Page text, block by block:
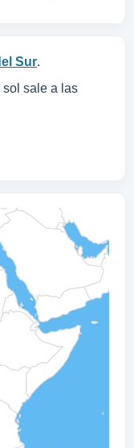
Sur.
sol sale a las